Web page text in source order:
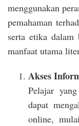
menggunakan
pemahaman
serta etika dalam
manfaat utama
Akses
Pelajar
dapat
online,